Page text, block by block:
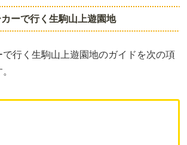
ーで行く生駒山上遊園地
行く生駒山上遊園地のガイドを次の項